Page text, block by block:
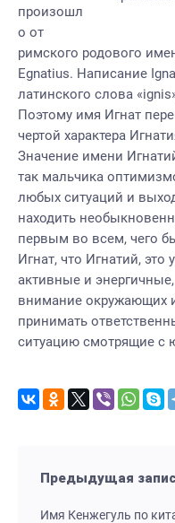
произошл
о от
римского родового
Egnatius. Написание
латинского слова
Поэтому имя Игнат
чертой характера
Значение имени
так мальчика
любых ситуаций и
находить
первым во всем, чего
Игнат, что Игнатий,
активные и
внимание окружающих
принимать
ситуацию смотрящие с
Предыдущая
Имя Кенжегуль по